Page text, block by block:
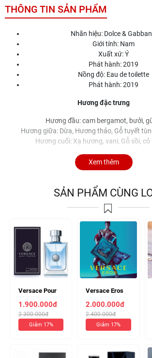
THÔNG TIN SẢN PHẨM
Nhãn hiệu: Dolce &
Giới tính: Nam
Xuất xứ: Ý
Phát hành: 2019
Nồng độ: Eau de toilette
Phát hành: 2019
Hương đặc trưng
Hương đầu: cam bergamot, bưởi,
Hương giữa: Dừa, Hương thảo, Gỗ tuyết
Hương cuối: Xạ hương, vani, Gỗ sồi, cỏ
Xem thêm
SẢN PHẨM CÙNG
Versace Pour
Homme 100ml
(Chiết 10ml
240k )
1.900.000đ
2.300.000đ
Giảm 17%
Versace Eros
Xanh EDT 100ml
(chiết 10ml
250k)
2.000.000đ
2.400.000đ
Giảm 17%